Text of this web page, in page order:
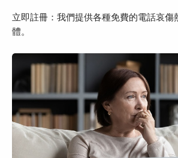
立即註冊：我們提供各種免費的電話哀傷
體。